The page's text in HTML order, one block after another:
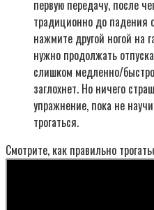
первую передачу, после
традиционно до падения
нажмите другой ногой на
нужно продолжать
слишком медленно/
заглохнет. Но ничего
упражнение, пока не
трогаться.
Смотрите, как правильно